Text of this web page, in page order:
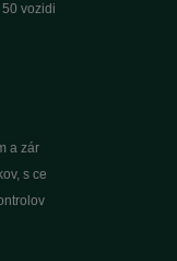
vozidi
a zár
s ce